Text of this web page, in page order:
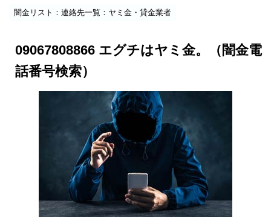
闇金リスト：連絡先一覧：ヤミ金・貸金業者
09067808866 エグチはヤミ金。（闇金電
話番号検索）